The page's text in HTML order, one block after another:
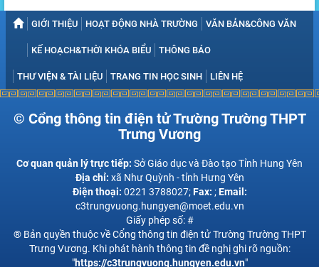
GIỚI THIỆU HOẠT ĐỘNG NHÀ TRƯỜNG VĂN BẢN&CÔNG VĂN
KẾ HOẠCH&THỜI KHÓA BIỂU THÔNG BÁO
THƯ VIỆN & TÀI LIỆU TRANG TIN HỌC SINH LIÊN HỆ
© Cổng thông tin điện tử Trường Trường THPT
Trưng Vương
Cơ quan quản lý trực tiếp: Sở Giáo dục và Đào tạo Tỉnh Hung Yên
Địa chỉ: xã Như Quỳnh - tỉnh Hưng Yên
Điện thoại: 0221 3788027;Fax: ;Email:
c3trungvuong.hungyen@moet.edu.vn
Giấy phép số: #
® Bản quyền thuộc về Cổng thông tin điện tử Trường Trường THPT
Trưng Vương. Khi phát hành thông tin đề nghị ghi rõ nguồn:
"https://c3trungvuong.hungyen.edu.vn"